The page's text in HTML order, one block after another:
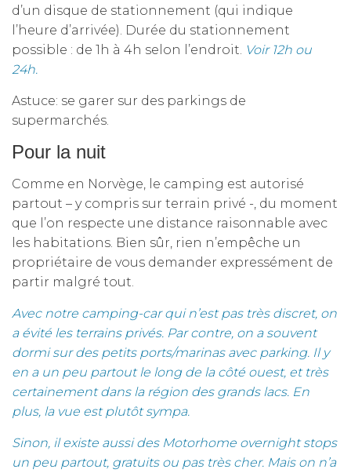
d’un disque de stationnement (qui indique
l’heure d’arrivée). Durée du stationnement
possible : de 1h à 4h selon l’endroit. Voir 12h ou
24h.
Astuce: se garer sur des parkings de
supermarchés.
Pour la nuit
Comme en Norvège, le camping est autorisé
partout – y compris sur terrain privé -, du moment
que l’on respecte une distance raisonnable avec
les habitations. Bien sûr, rien n’empêche un
propriétaire de vous demander expressément de
partir malgré tout.
Avec notre camping-car qui n’est pas très discret, on
a évité les terrains privés. Par contre, on a souvent
dormi sur des petits ports/marinas avec parking. Il y
en a un peu partout le long de la côté ouest, et très
certainement dans la région des grands lacs. En
plus, la vue est plutôt sympa.
Sinon, il existe aussi des Motorhome overnight stops
un peu partout, gratuits ou pas très cher. Mais on n’a